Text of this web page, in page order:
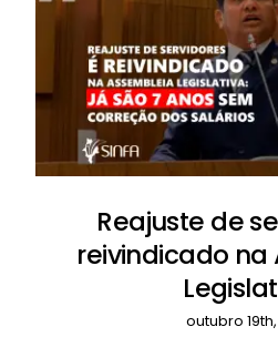
Reajuste de
reivindicado na
outubro 19th,